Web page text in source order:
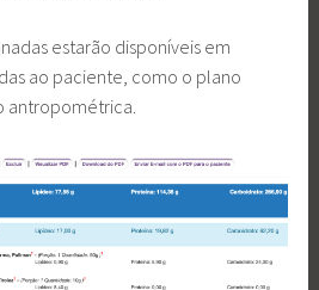
estarão disponíveis em
ao paciente, como o plano
antropométrica.